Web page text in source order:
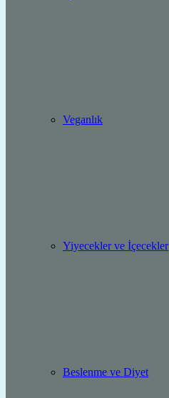
Veganlık
Yiyecekler ve İçecekler
Beslenme ve Diyet